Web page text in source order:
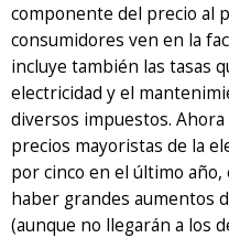
componente del precio al
consumidores ven en la
incluye también las tasas
electricidad y el
diversos impuestos.
precios mayoristas de la
por cinco en el último
haber grandes aumentos
(aunque no llegarán a los